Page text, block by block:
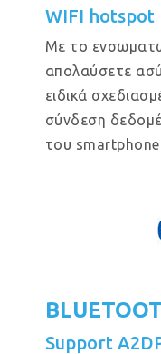
WIFI hotspot
Με το
απολαύσετε
ειδικά
σύνδεση
του smartphone
Support